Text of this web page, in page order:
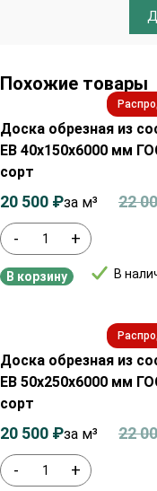
Похожие товары
Доска обрезная из
ЕВ 40х150х6000 мм
сорт
- +
В
22
20 500 ₽за м³
В корзину
Доска обрезная из
ЕВ 50х250х6000 мм
сорт
- +
22
20 500 ₽за м³